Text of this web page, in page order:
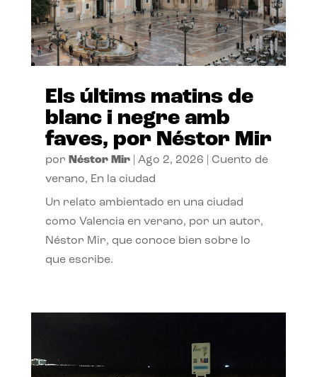
Els últims matins de
blanc i negre amb
faves, por Néstor Mir
por Néstor Mir| Ago 2, 2026
Cuento de
verano, En la ciudad
Un relato ambientado en una ciudad
como Valencia en verano, por un autor,
Néstor Mir, que conoce bien sobre lo
que escribe.